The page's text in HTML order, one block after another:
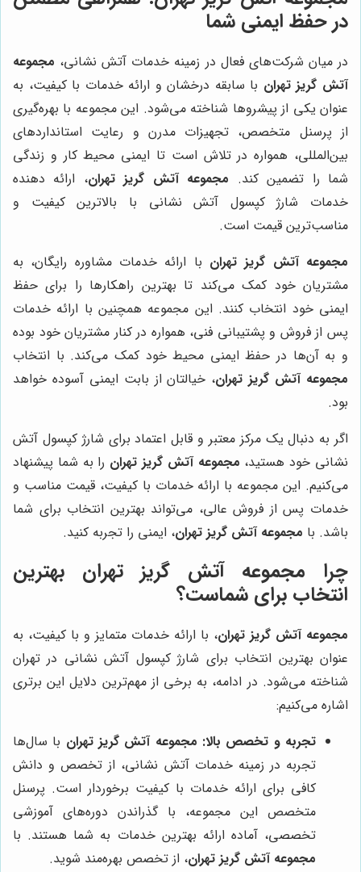
در حفظ ایمنی شما
در میان شرکت‌های فعال در زمینه خدمات آتش نشانی، مجموعه
آتش گریز تهران با سابقه درخشان و ارائه خدمات با کیفیت، به
عنوان یکی از پیشروها شناخته می‌شود. این مجموعه با بهره‌گیری
از پرسنل متخصص، تجهیزات مدرن و رعایت استانداردهای
بین‌المللی، همواره در تلاش است تا ایمنی محیط کار و زندگی
شما را تضمین کند. مجموعه آتش گریز تهران، ارائه دهنده
خدمات شارژ کپسول آتش نشانی با بالاترین کیفیت و
مناسب‌ترین قیمت است.
مجموعه آتش گریز تهران با ارائه خدمات مشاوره رایگان، به
مشتریان خود کمک می‌کند تا بهترین راهکارها را برای حفظ
ایمنی خود انتخاب کنند. این مجموعه همچنین با ارائه خدمات
پس از فروش و پشتیبانی فنی، همواره در کنار مشتریان خود بوده
و به آن‌ها در حفظ ایمنی محیط خود کمک می‌کند. با انتخاب
مجموعه آتش گریز تهران، خیالتان از بابت ایمنی آسوده خواهد
بود.
اگر به دنبال یک مرکز معتبر و قابل اعتماد برای شارژ کپسول آتش
نشانی خود هستید، مجموعه آتش گریز تهران را به شما پیشنهاد
می‌کنیم. این مجموعه با ارائه خدمات با کیفیت، قیمت مناسب و
خدمات پس از فروش عالی، می‌تواند بهترین انتخاب برای شما
باشد. با مجموعه آتش گریز تهران، ایمنی را تجربه کنید.
چرا مجموعه آتش گریز تهران بهترین
انتخاب برای شماست؟
مجموعه آتش گریز تهران، با ارائه خدمات متمایز و با کیفیت، به
عنوان بهترین انتخاب برای شارژ کپسول آتش نشانی در تهران
شناخته می‌شود. در ادامه، به برخی از مهم‌ترین دلایل این برتری
اشاره می‌کنیم:
تجربه و تخصص بالا: مجموعه آتش گریز تهران با سال‌ها
تجربه در زمینه خدمات آتش نشانی، از تخصص و دانش
کافی برای ارائه خدمات با کیفیت برخوردار است. پرسنل
متخصص این مجموعه، با گذراندن دوره‌های آموزشی
تخصصی، آماده ارائه بهترین خدمات به شما هستند. با
مجموعه آتش گریز تهران، از تخصص بهره‌مند شوید.